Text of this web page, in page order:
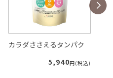
カラダささえるタンパク
5,940円(税込)